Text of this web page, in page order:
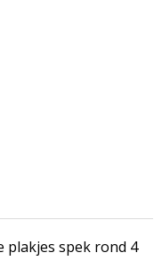
plakjes spek rond 4